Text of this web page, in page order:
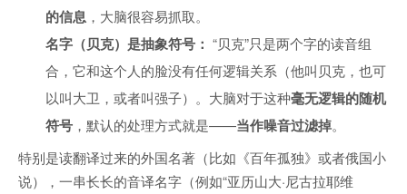
的信息 ，大脑很容易抓取。
名字（贝克）是抽象符号： “贝克”只是两个字的读音组
合，它和这个人的脸没有任何逻辑关系（他叫贝克，也可
以叫大卫，或者叫强子）。大脑对于这种毫无逻辑的随机
符号 ，默认的处理方式就是——当作噪音过滤掉。
特别是读翻译过来的外国名著（比如《百年孤独》或者俄国小
说），一串长长的音译名字（例如“亚历山大·尼古拉耶维